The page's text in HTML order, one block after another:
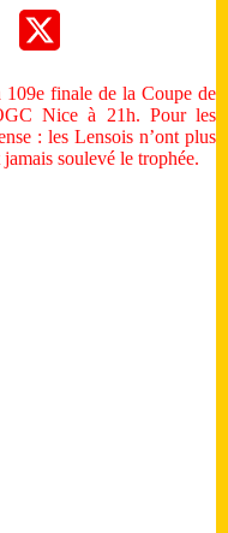
109e finale de la Coupe de
Nice à 21h. Pour les
: les Lensois n’ont plus
soulevé le trophée.